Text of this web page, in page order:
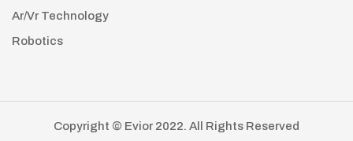
Ar/Vr Technology
Robotics
Copyright © Evior 2022. All Rights Reserved